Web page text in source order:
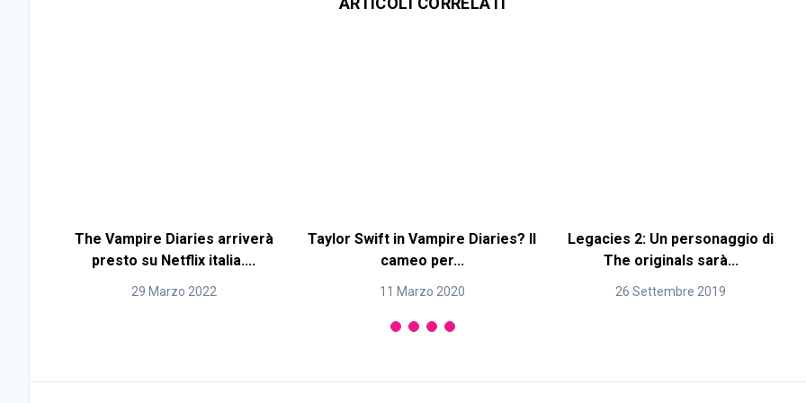
The Vampire Diaries arriverà
presto su Netflix italia....
29 Marzo 2022
Taylor Swift in Vampire Diaries? Il
cameo per...
11 Marzo 2020
Legacies 2: Un personaggio di
The originals sarà...
26 Settembre 2019